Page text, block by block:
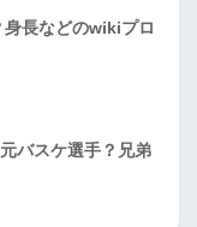
長などのwikiプロ
バスケ選手？兄弟